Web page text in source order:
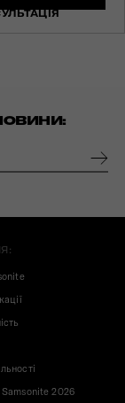
2026